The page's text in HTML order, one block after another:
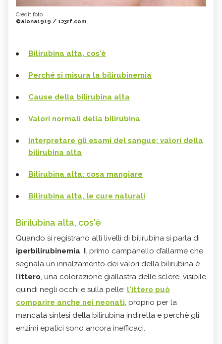
Credit foto
©alona1919 / 123rf.com
Bilirubina alta, cos'è
Perché si misura la bilirubinemia
Cause della bilirubina alta
Valori normali della bilirubina
Interpretare gli esami del sangue: valori della
bilirubina alta
Bilirubina alta: cosa mangiare
Bilirubina alta, le cure naturali
Birilubina alta, cos'è
Quando si registrano alti livelli di bilirubina si parla di
iperbilirubinemia. Il primo campanello d’allarme che
segnala un innalzamento dei valori della bilirubina è
l’ittero, una colorazione giallastra delle sclere, visibile
quindi negli occhi e sulla pelle: l'ittero può
comparire anche nei neonati, proprio per la
mancata sintesi della bilirubina indiretta e perchè gli
enzimi epatici sono ancora inefficaci.